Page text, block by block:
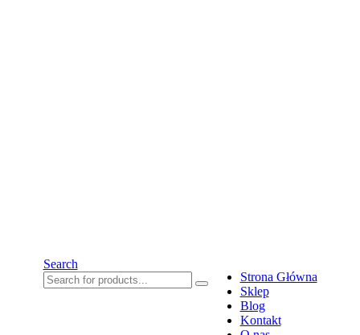
Search
Strona Główna
Sklep
Blog
Kontakt